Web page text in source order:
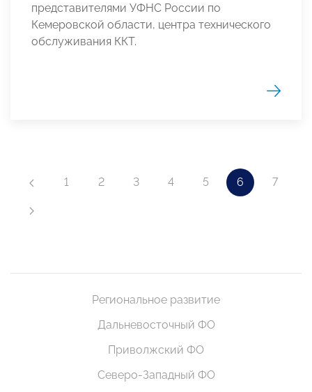
представителями УФНС России по
Кемеровской области, центра технического
обслуживания ККТ.
1 2 3 4 5 6 7
Региональное развитие
Дальневосточный ФО
Приволжский ФО
Северо-Западный ФО